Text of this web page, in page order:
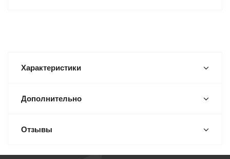
Характеристики
Дополнительно
Отзывы